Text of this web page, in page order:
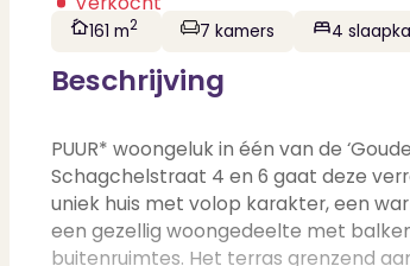
161 m2 7 kamers 4
Beschrijving
PUUR* woongeluk in één van de
Schagchelstraat 4 en 6 gaat deze
uniek huis met volop karakter, een
een gezellig woongedeelte met
buitenruimtes. Het terras grenzend